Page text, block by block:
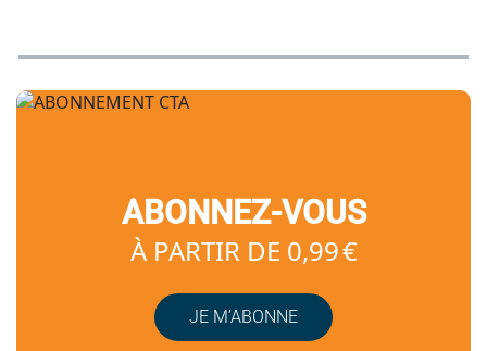
ABONNEZ-VOUS
À PARTIR DE 0,99 €
JE M’ABONNE